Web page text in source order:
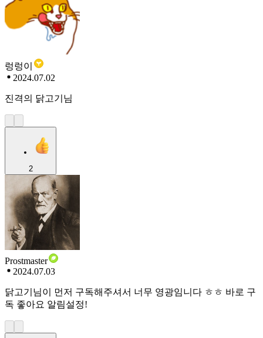
렁렁이
2024.07.02
진격의 닭고기님
2
Prostmaster
2024.07.03
닭고기님이 먼저 구독해주셔서 너무 영광임니다 ㅎㅎ 바로 구
독 좋아요 알림설정!